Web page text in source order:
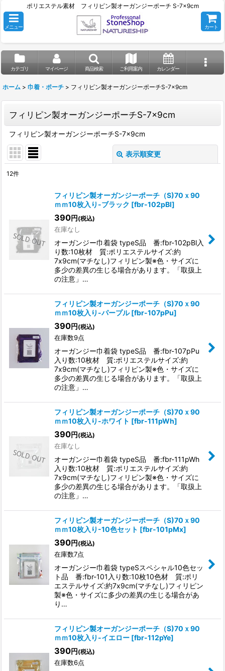
ポリエステル素材 フィリピン製オーガンジーポーチ S-7x9cm
メニュー カート
カテゴリ マイページ 商品検索 ご利用案内 カレンダー
ホーム > 巾着・ポーチ > フィリピン製オーガンジーポーチS-7x9cm
フィリピン製オーガンジーポーチS-7x9cm
フィリピン製オーガンジーポーチS-7x9cm
表示順変更
絞り込む
12件
フィリピン製オーガンジーポーチ（S)70ｘ90
ｍｍ10枚入り-ブラック [fbr-102pBl]
390円 (税込)
在庫なし
オーガンジー巾着袋 typeS品 番:fbr-102pBl入
り数:10枚材 質:ポリエステルサイズ:約
7x9cm(マチなし)フィリピン製※色・サイズに
多少の差異の生じる場合があります。「取扱上
の注意」…
フィリピン製オーガンジーポーチ（S)70ｘ90
ｍｍ10枚入り-パープル [fbr-107pPu]
390円 (税込)
在庫数9点
オーガンジー巾着袋 typeS品 番:fbr-107pPu
入り数:10枚材 質:ポリエステルサイズ:約
7x9cm(マチなし)フィリピン製※色・サイズに
多少の差異の生じる場合があります。「取扱上
の注意」…
フィリピン製オーガンジーポーチ（S)70ｘ90
ｍｍ10枚入り-ホワイト [fbr-111pWh]
390円 (税込)
在庫なし
オーガンジー巾着袋 typeS品 番:fbr-111pWh
入り数:10枚材 質:ポリエステルサイズ:約
7x9cm(マチなし)フィリピン製※色・サイズに
多少の差異の生じる場合があります。「取扱上
の注意」…
フィリピン製オーガンジーポーチ（S)70ｘ90
ｍｍ10枚入り-10色セット [fbr-101pMx]
390円 (税込)
在庫数7点
オーガンジー巾着袋 typeSスペシャル10色セッ
ト品 番:fbr-101入り数:10枚10色材 質:ポリ
エステルサイズ:約7x9cm(マチなし)フィリピン
製※色・サイズに多少の差異の生じる場合があ
り…
フィリピン製オーガンジーポーチ（S)70ｘ90
ｍｍ10枚入り-イエロー [fbr-112pYe]
390円 (税込)
在庫数6点